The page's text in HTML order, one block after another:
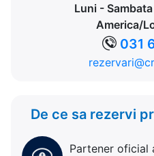
Luni -
America/
031
De ce sa rezervi
Partener oficial